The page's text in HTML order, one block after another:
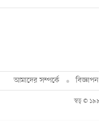
আমাদের সম্পর্কে বিজ্ঞাপন
স্বত্ব ©